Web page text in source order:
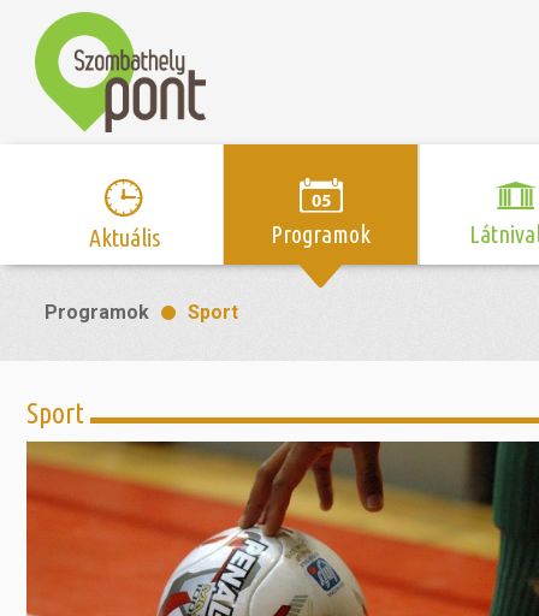
Aktuális Programok
Program naptár
Mozi
Színház/Tánc
Előadás/Kiállítás
Gyerekeknek
Szent
Zsidó
Hírek
Sport és
Egyéb
Programok Sport
Sport